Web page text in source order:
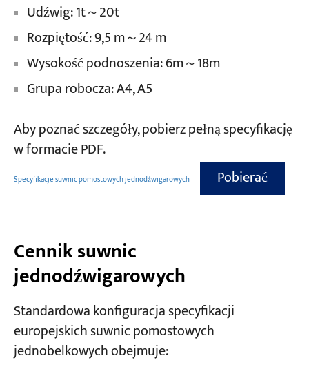
Udźwig: 1t～20t
Rozpiętość: 9,5 m～24 m
Wysokość podnoszenia: 6m～18m
Grupa robocza: A4, A5
Aby poznać szczegóły, pobierz pełną specyfikację
w formacie PDF.
Specyfikacje suwnic pomostowych jednodźwigarowych Pobierać
Cennik suwnic
jednodźwigarowych
Standardowa konfiguracja specyfikacji
europejskich suwnic pomostowych
jednobelkowych obejmuje: